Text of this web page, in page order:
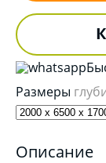
Размеры
Описание